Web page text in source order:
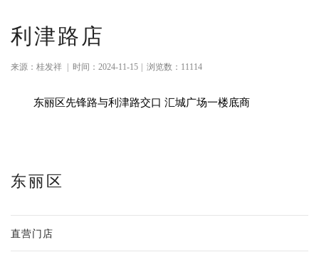
利津路店
来源：桂发祥 时间：2024-11-15 浏览数：11114
东丽区先锋路与利津路交口 汇城广场一楼底商
东丽区
直营门店